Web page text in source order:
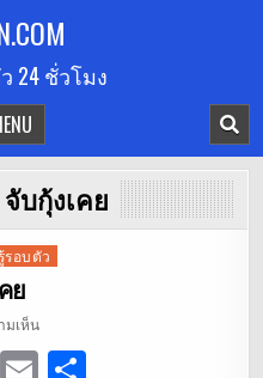
24 ชั่วโมง
จับกุ้งเคย
รอบตัว
ย
มเห็นบน
กุ้ง
เคย
T E